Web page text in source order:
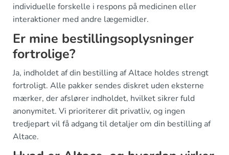
individuelle forskelle i respons på medicinen eller
interaktioner med andre lægemidler.
Er mine bestillingsoplysninger
fortrolige?
Ja, indholdet af din bestilling af Altace holdes strengt
fortroligt. Alle pakker sendes diskret uden eksterne
mærker, der afslører indholdet, hvilket sikrer fuld
anonymitet. Vi prioriterer dit privatliv, og ingen
tredjepart vil få adgang til detaljer om din bestilling af
Altace.